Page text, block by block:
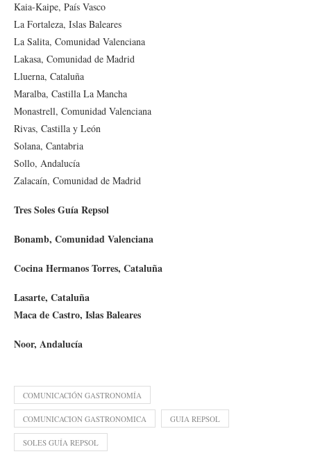
Kaia-Kaipe, País Vasco
La Fortaleza, Islas Baleares
La Salita, Comunidad Valenciana
Lakasa, Comunidad de Madrid
Lluerna, Cataluña
Maralba, Castilla La Mancha
Monastrell, Comunidad Valenciana
Rivas, Castilla y León
Solana, Cantabria
Sollo, Andalucía
Zalacaín, Comunidad de Madrid
Tres Soles Guía Repsol
Bonamb, Comunidad Valenciana
Cocina Hermanos Torres, Cataluña
Lasarte, Cataluña
Maca de Castro, Islas Baleares
Noor, Andalucía
COMUNICACIÓN GASTRONOMÍA
COMUNICACION GASTRONOMICA GUIA REPSOL
SOLES GUÍA REPSOL